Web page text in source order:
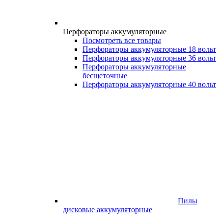
Перфораторы аккумуляторные
Посмотреть все товары
Перфораторы аккумуляторные 18 вольт
Перфораторы аккумуляторные 36 вольт
Перфораторы аккумуляторные
бесщеточные
Перфораторы аккумуляторные 40 вольт
Пилы
дисковые аккумуляторные